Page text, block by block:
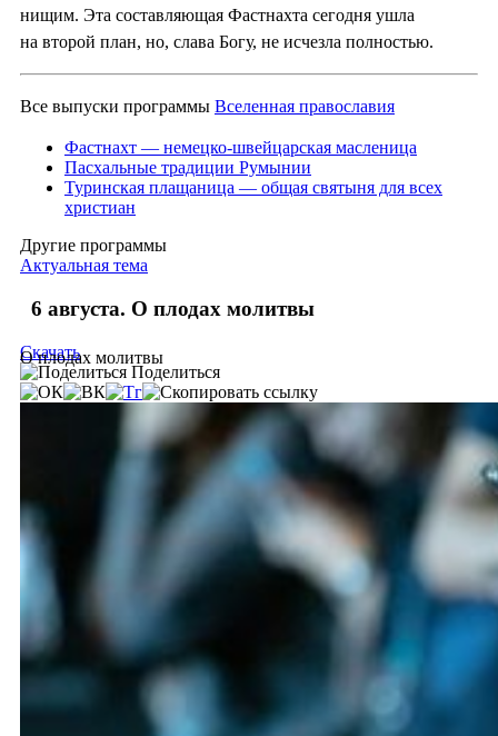
нищим. Эта составляющая Фастнахта сегодня ушла
на второй план, но, слава Богу, не исчезла полностью.
Все выпуски программы Вселенная православия
Фастнахт — немецко-швейцарская масленица
Пасхальные традиции Румынии
Туринская плащаница — общая святыня для всех
христиан
Другие программы
Актуальная тема
6 августа. О плодах молитвы
О плодах молитвы
Скачать
Поделиться